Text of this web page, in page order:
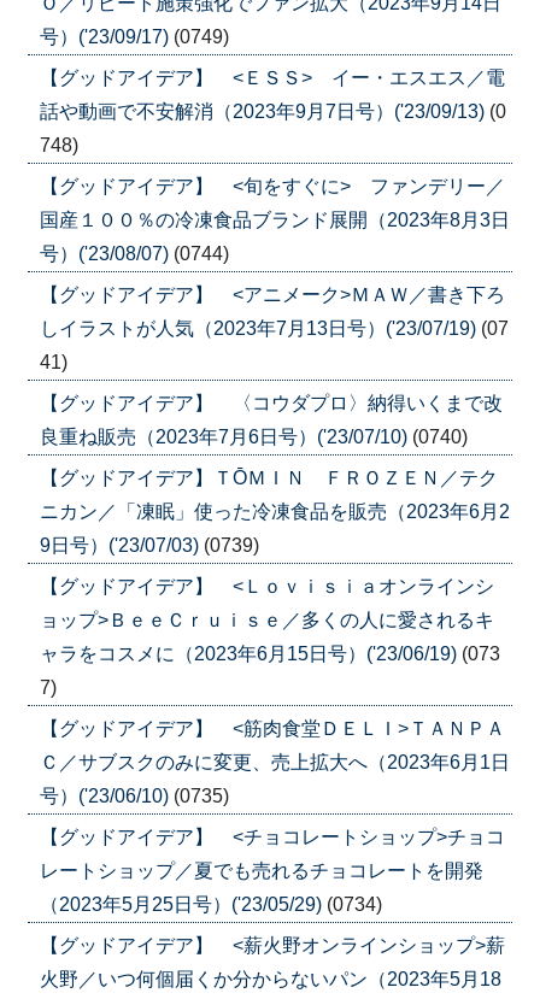
号）('23/09/17) (0749)
【グッドアイデア】 <ＥＳＳ> イー・エスエス／電
話や動画で不安解消（2023年9月7日号）('23/09/13) (0
748)
【グッドアイデア】 <旬をすぐに> ファンデリー／
国産１００％の冷凍食品ブランド展開（2023年8月3日
号）('23/08/07) (0744)
【グッドアイデア】 <アニメーク>ＭＡＷ／書き下ろ
しイラストが人気（2023年7月13日号）('23/07/19) (07
41)
【グッドアイデア】 〈コウダプロ〉納得いくまで改
良重ね販売（2023年7月6日号）('23/07/10) (0740)
【グッドアイデア】ＴŌＭＩＮ ＦＲＯＺＥＮ／テク
ニカン／「凍眠」使った冷凍食品を販売（2023年6月2
9日号）('23/07/03) (0739)
【グッドアイデア】 <Ｌｏｖｉｓｉａオンラインシ
ョップ>ＢｅｅＣｒｕｉｓｅ／多くの人に愛されるキ
ャラをコスメに（2023年6月15日号）('23/06/19) (073
7)
【グッドアイデア】 <筋肉食堂ＤＥＬＩ>ＴＡＮＰＡ
Ｃ／サブスクのみに変更、売上拡大へ（2023年6月1日
号）('23/06/10) (0735)
【グッドアイデア】 <チョコレートショップ>チョコ
レートショップ／夏でも売れるチョコレートを開発
（2023年5月25日号）('23/05/29) (0734)
【グッドアイデア】 <薪火野オンラインショップ>薪
火野／いつ何個届くか分からないパン（2023年5月18